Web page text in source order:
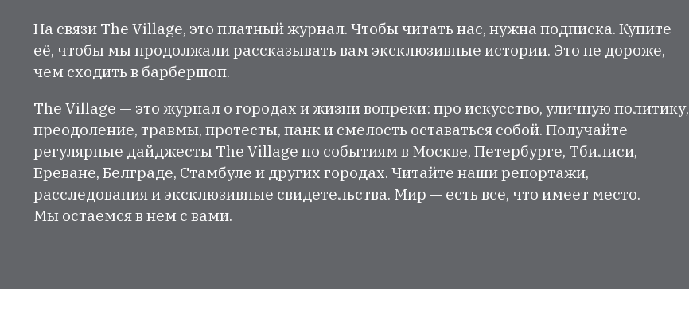
На связи The Village, это платный журнал. Чтобы читать нас, нужна подписка. Купите
её, чтобы мы продолжали рассказывать вам эксклюзивные истории. Это не дороже,
чем сходить в барбершоп.
The Village — это журнал о городах и жизни вопреки: про искусство, уличную политику,
преодоление, травмы, протесты, панк и смелость оставаться собой. Получайте
регулярные дайджесты The Village по событиям в Москве, Петербурге, Тбилиси,
Ереване, Белграде, Стамбуле и других городах. Читайте наши репортажи,
расследования и эксклюзивные свидетельства. Мир — есть все, что имеет место.
Мы остаемся в нем с вами.